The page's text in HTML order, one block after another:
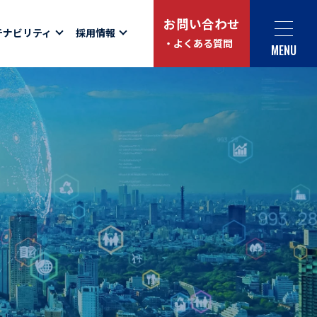
MENU
ビリティ 採用情報
お問い合わせ
・よくある質問
Social link
サイト内検索